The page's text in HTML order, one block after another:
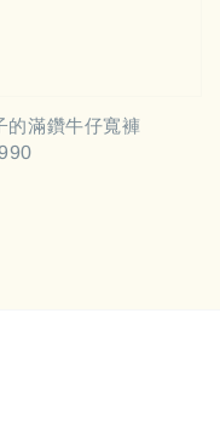
的滿鑽牛仔寬褲